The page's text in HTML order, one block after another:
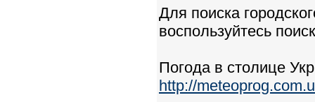
Для поиска
воспользуйтесь
Погода в столице
http://